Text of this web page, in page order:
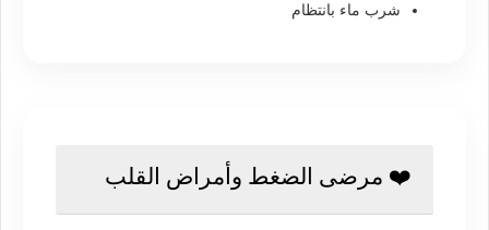
شرب ماء بانتظام
❤️ مرضى الضغط وأمراض القلب